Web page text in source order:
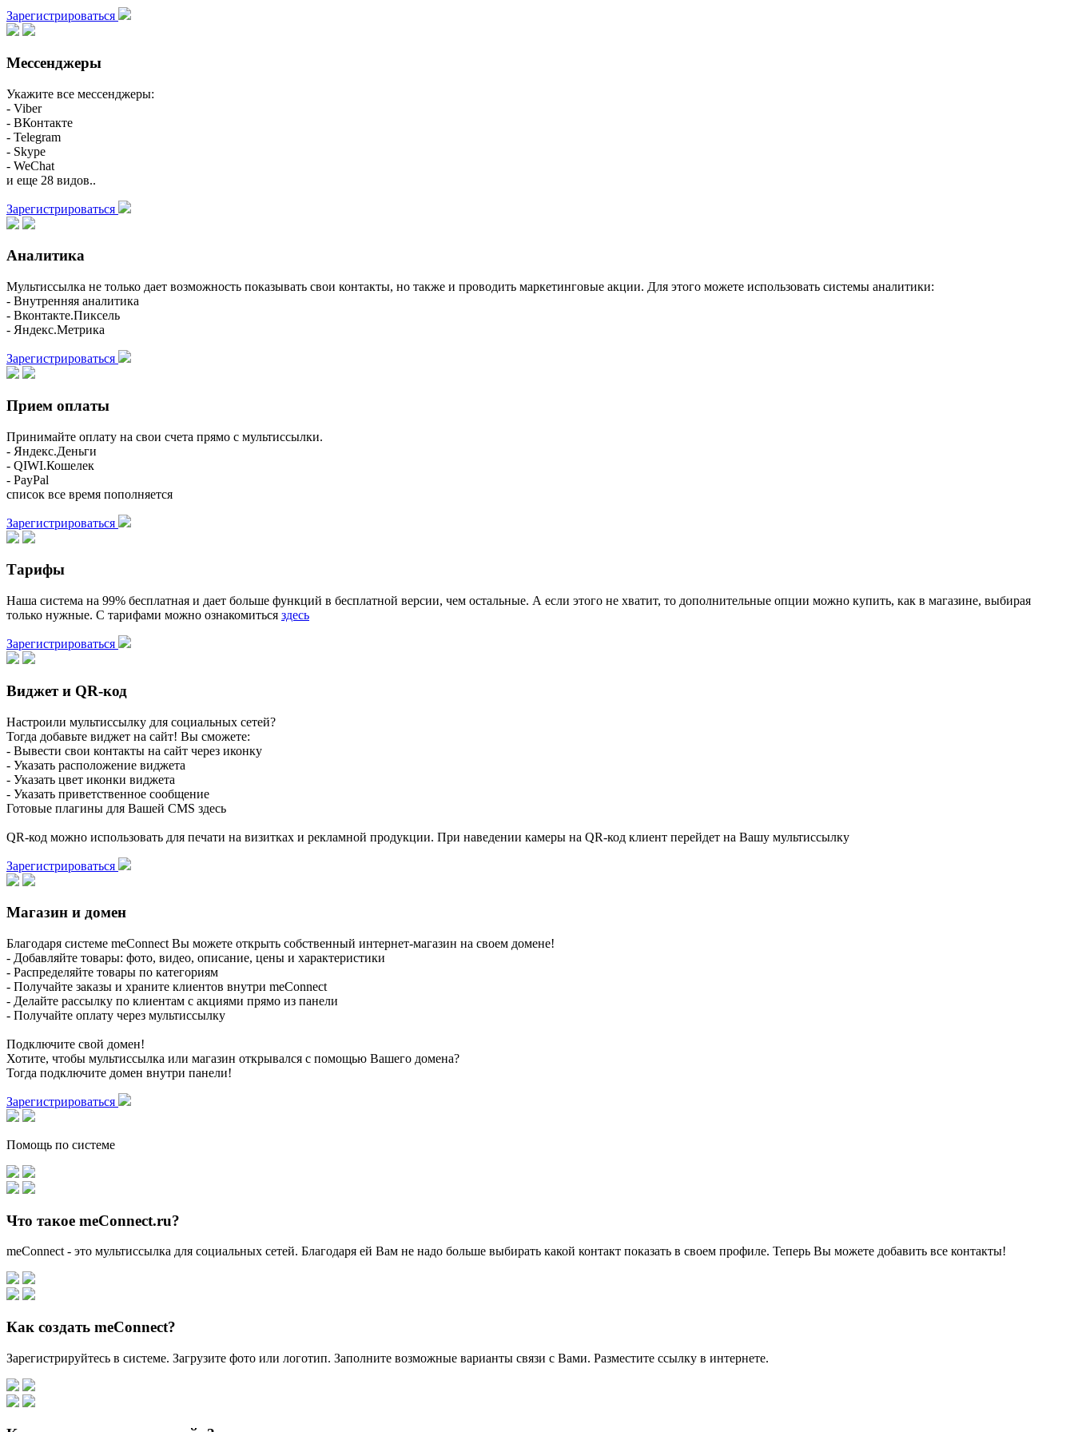
Зарегистрироваться
Мессенджеры
Укажите все мессенджеры:
- Viber
- ВКонтакте
- Telegram
- Skype
- WeChat
и еще 28 видов..
Зарегистрироваться
Аналитика
Мультиссылка не только дает возможность показывать свои контакты, но также и проводить маркетинговые акции. Для этого можете использовать системы аналитики:
- Внутренняя аналитика
- Вконтакте.Пиксель
- Яндекс.Метрика
Зарегистрироваться
Прием оплаты
Принимайте оплату на свои счета прямо с мультиссылки.
- Яндекс.Деньги
- QIWI.Кошелек
- PayPal
список все время пополняется
Зарегистрироваться
Тарифы
Наша система на 99% бесплатная и дает больше функций в бесплатной версии, чем остальные. А если этого не хватит, то дополнительные опции можно купить, как в магазине, выбирая
только нужные. С тарифами можно ознакомиться здесь
Зарегистрироваться
Виджет и QR-код
Настроили мультиссылку для социальных сетей?
Тогда добавьте виджет на сайт! Вы сможете:
- Вывести свои контакты на сайт через иконку
- Указать расположение виджета
- Указать цвет иконки виджета
- Указать приветственное сообщение
Готовые плагины для Вашей CMS здесь
QR-код можно использовать для печати на визитках и рекламной продукции. При наведении камеры на QR-код клиент перейдет на Вашу мультиссылку
Зарегистрироваться
Магазин и домен
Благодаря системе meConnect Вы можете открыть собственный интернет-магазин на своем домене!
- Добавляйте товары: фото, видео, описание, цены и характеристики
- Распределяйте товары по категориям
- Получайте заказы и храните клиентов внутри meConnect
- Делайте рассылку по клиентам с акциями прямо из панели
- Получайте оплату через мультиссылку
Подключите свой домен!
Хотите, чтобы мультиссылка или магазин открывался с помощью Вашего домена?
Тогда подключите домен внутри панели!
Зарегистрироваться
Помощь по системе
Что такое meConnect.ru?
meConnect - это мультиссылка для социальных сетей. Благодаря ей Вам не надо больше выбирать какой контакт показать в своем профиле. Теперь Вы можете добавить все контакты!
Как создать meConnect?
Зарегистрируйтесь в системе. Загрузите фото или логотип. Заполните возможные варианты связи с Вами. Разместите ссылку в интернете.